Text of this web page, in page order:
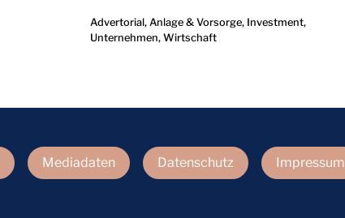
Advertorial,Anlage & Vorsorge, Investment,
Unternehmen,Wirtschaft
Mediadaten Datenschutz Impressum